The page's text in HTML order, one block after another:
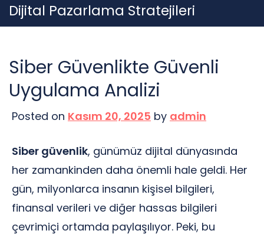
Skip
to
Dijital Pazarlama Stratejileri
Siber Güvenlikte Güvenli
Uygulama Analizi
Posted on Kasım 20, 2025 by admin
Siber güvenlik, günümüz dijital dünyasında
her zamankinden daha önemli hale geldi. Her
gün, milyonlarca insanın kişisel bilgileri,
finansal verileri ve diğer hassas bilgileri
çevrimiçi ortamda paylaşılıyor. Peki, bu